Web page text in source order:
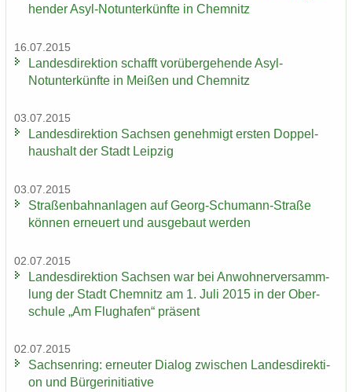
hen­der Asyl-​Notunter­künfte in Chem­nitz
16.07.2015
Lan­des­di­rek­ti­on schafft vor­über­ge­hen­de Asyl-​
Notunter­künfte in Mei­ßen und Chem­nitz
03.07.2015
Lan­des­di­rek­ti­on Sach­sen ge­neh­migt ers­ten Dop­pel­
haus­halt der Stadt Leip­zig
03.07.2015
Stra­ßen­bahn­an­la­gen auf Georg-​Schumann-Straße
kön­nen er­neu­ert und aus­ge­baut wer­den
02.07.2015
Lan­des­di­rek­ti­on Sach­sen war bei An­woh­ner­ver­samm­
lung der Stadt Chem­nitz am 1. Juli 2015 in der Ober­
schu­le „Am Flug­ha­fen“ prä­sent
02.07.2015
Sach­sen­ring: er­neu­ter Dia­log zwi­schen Lan­des­di­rek­ti­
on und Bür­ger­initia­ti­ve